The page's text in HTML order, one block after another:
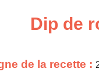
Dip de
de la recette :